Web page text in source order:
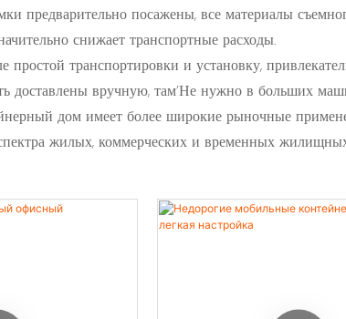
предварительно посажены, все материалы
снижает транспортные расходы.
транспортировки и установку,
вручную, там’Не нужно в больших
дом имеет более широкие рыночные
жилых, коммерческих и временных